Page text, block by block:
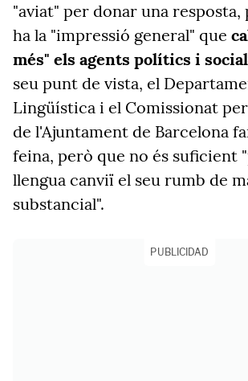
"aviat" per donar una resposta,
ha la "impressió general" que
més" els agents polítics i
seu punt de vista, el
Lingüística i el Comissionat
de l'Ajuntament de Barcelona
feina, però que no és suficient
llengua canviï el seu rumb de
substancial".
PUBLICIDAD